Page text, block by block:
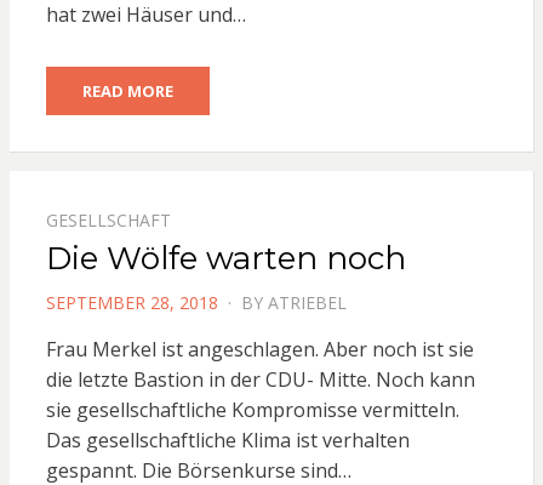
hat zwei Häuser und…
READ MORE
GESELLSCHAFT
Die Wölfe warten noch
POSTED
SEPTEMBER 28, 2018 BY ATRIEBEL
Frau Merkel ist angeschlagen. Aber noch ist sie
die letzte Bastion in der CDU- Mitte. Noch kann
sie gesellschaftliche Kompromisse vermitteln.
Das gesellschaftliche Klima ist verhalten
gespannt. Die Börsenkurse sind…